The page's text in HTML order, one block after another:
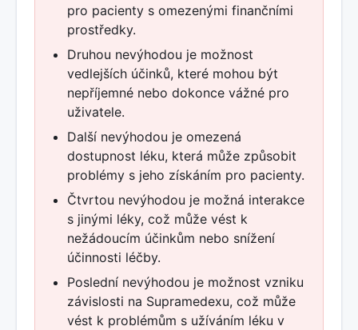
pro pacienty s omezenými finančními
prostředky.
Druhou nevýhodou je možnost
vedlejších účinků, které mohou být
nepříjemné nebo dokonce vážné pro
uživatele.
Další nevýhodou je omezená
dostupnost léku, která může způsobit
problémy s jeho získáním pro pacienty.
Čtvrtou nevýhodou je možná interakce
s jinými léky, což může vést k
nežádoucím účinkům nebo snížení
účinnosti léčby.
Poslední nevýhodou je možnost vzniku
závislosti na Supramedexu, což může
vést k problémům s užíváním léku v